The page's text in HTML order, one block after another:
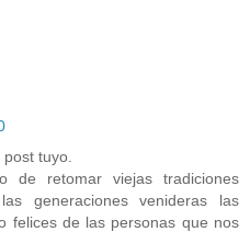
tuyo.
de retomar viejas tradiciones
generaciones venideras las
felices de las personas que nos